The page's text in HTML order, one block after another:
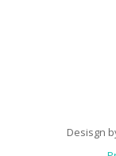
Desisgn